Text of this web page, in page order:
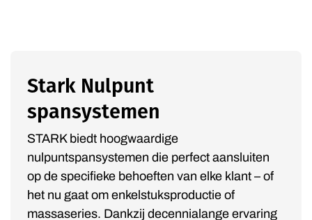
Stark Nulpunt
spansystemen
STARK biedt hoogwaardige
nulpuntspansystemen die perfect aansluiten
op de specifieke behoeften van elke klant – of
het nu gaat om enkelstuksproductie of
massaseries. Dankzij decennialange ervaring